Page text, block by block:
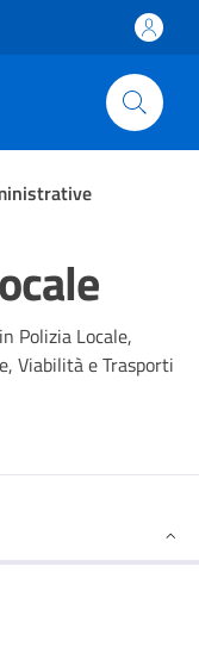
Polizia Locale,
Viabilità e Trasporti